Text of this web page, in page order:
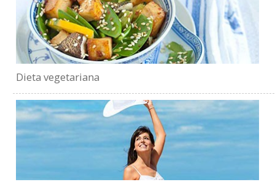
Dieta vegetariana